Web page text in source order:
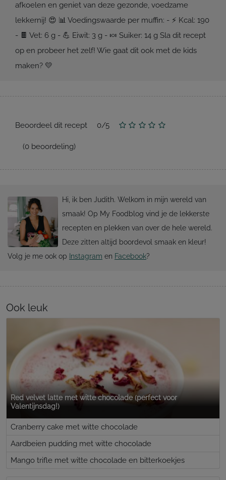
afkoelen en geniet van deze gezonde, voedzame
lekkernij! 😍 📊 Voedingswaarde per muffin: - ⚡ Kcal: 190
- 🍫 Vet: 6 g - 💪 Eiwit: 3 g - 🍬 Suiker: 14 g Sla dit recept
op en probeer het zelf! Wie gaat dit ook met de kids
maken? 💛
Beoordeel dit recept 0/5
(0 beoordeling)
Hi, ik ben Judith. Welkom in mijn wereld van
smaak! Op My Foodblog vind je de lekkerste
recepten en plekken van over de hele wereld.
Deze zitten altijd boordevol smaak en kleur!
Volg je me ook op Instagram en Facebook?
Ook leuk
Red velvet latte met witte chocolade (perfect voor
Valentijnsdag!)
Cranberry cake met witte chocolade
Aardbeien pudding met witte chocolade
Mango trifle met witte chocolade en bitterkoekjes